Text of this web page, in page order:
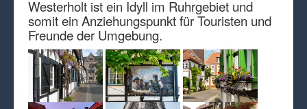
Westerholt ist ein Idyll im Ruhrgebiet und
somit ein Anziehungspunkt für Touristen und
Freunde der Umgebung.